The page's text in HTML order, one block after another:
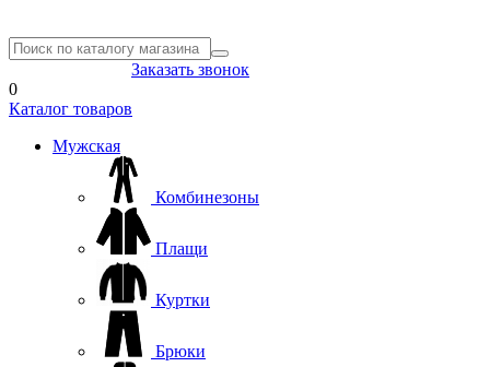
Заказать звонок
0
Каталог товаров
Мужская
Комбинезоны
Плащи
Куртки
Брюки